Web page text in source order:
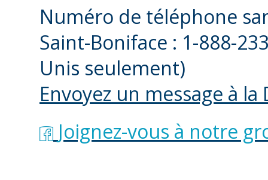
N’attendez pas pour
placement! Nous
réserver votre
votre inscription si
inconnu. Nos offres
donnée dépendent
Numéro de téléphone
Saint-Boniface : 1-888-
Unis seulement)
Envoyez un message à la
Joignez-vous à notre